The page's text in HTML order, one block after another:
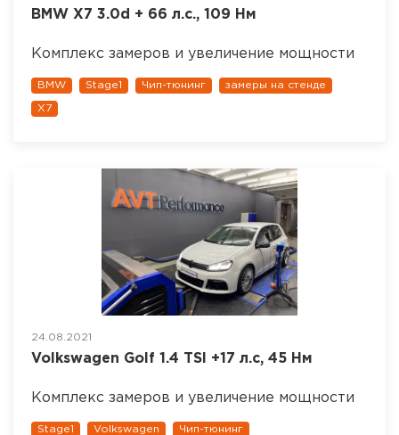
BMW X7 3.0d + 66 л.с., 109 Нм
Комплекс замеров и увеличение мощности
BMW Stage1 Чип-тюнинг замеры на стенде
X7
24.08.2021
Volkswagen Golf 1.4 TSI +17 л.с, 45 Нм
Комплекс замеров и увеличение мощности
Stage1 Volkswagen Чип-тюнинг